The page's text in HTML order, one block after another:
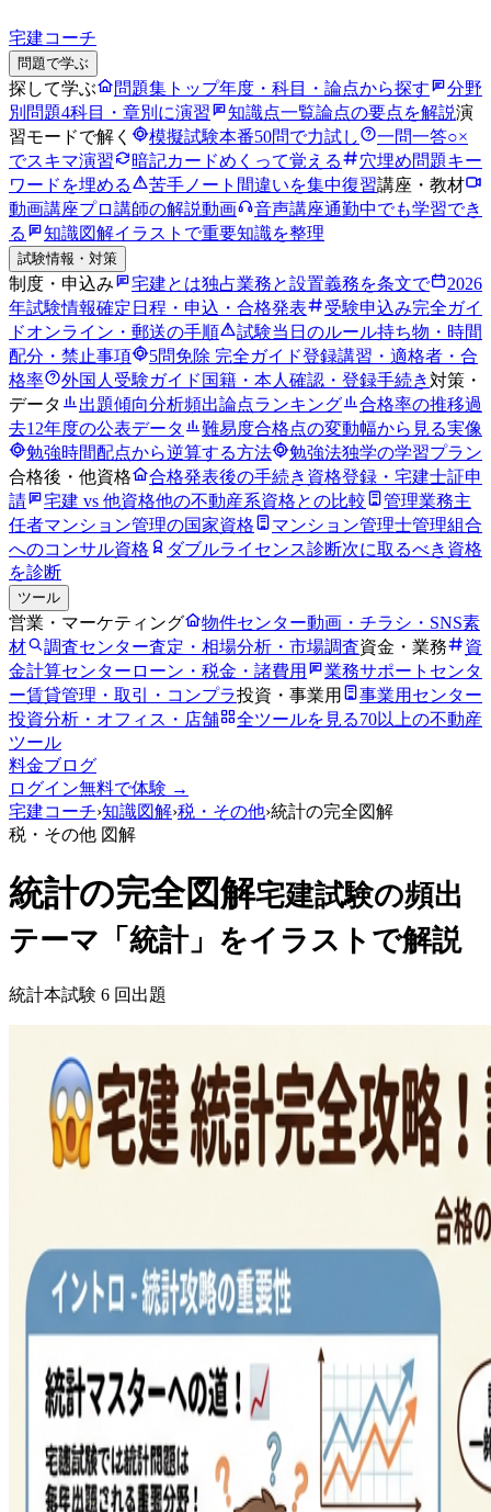
宅建コーチ
問題で学ぶ
探して学ぶ 問題集トップ年度・科目・論点から探す
分野
別問題4科目・章別に演習 知識点一覧論点の要点を解説演
習モードで解く
模擬試験本番50問で力試し 一問一答○×
でスキマ演習
暗記カードめくって覚える 穴埋め問題キー
ワードを埋める
苦手ノート 間違いを集中復習講座・教材
動画講座プロ講師の解説動画 音声講座通勤中でも学習でき
る
知識図解イラストで重要知識を整理
試験情報・対策
制度・申込み 宅建とは独占業務と設置義務を条文で
2026
年試験情報確定日程・申込・合格発表
受験申込み完全ガイ
ドオンライン・郵送の手順 試験当日のルール持ち物・時間
配分・禁止事項
5問免除 完全ガイド登録講習・適格者・合
格率
外国人受験ガイド 国籍・本人確認・登録手続き対策・
データ
出題傾向分析頻出論点ランキング 合格率の推移過
去12年度の公表データ
難易度合格点の変動幅から見る実像
勉強時間配点から逆算する方法 勉強法独学の学習プラン
合格後・他資格
合格発表後の手続き 資格登録・宅建士証申
請
宅建 vs 他資格他の不動産系資格との比較
管理業務主
任者マンション管理の国家資格 マンション管理士管理組合
へのコンサル資格
ダブルライセンス診断次に取るべき資格
を診断
ツール
営業・マーケティング 物件センター動画・チラシ・SNS素
材
調査センター査定・相場分析・市場調査資金・業務
資
金計算センター ローン・税金・諸費用
業務サポートセンタ
ー賃貸管理・取引・コンプラ投資・事業用
事業用センター
投資分析・オフィス・店舗
全ツールを見る70以上の不動産
ツール
料金ブログ
ログイン無料で体験 →
宅建コーチ›知識図解›税・その他›統計の完全図解
税・その他 図解
統計の完全図解宅建試験の頻出
テーマ「統計」をイラストで解説
統計本試験 6 回出題